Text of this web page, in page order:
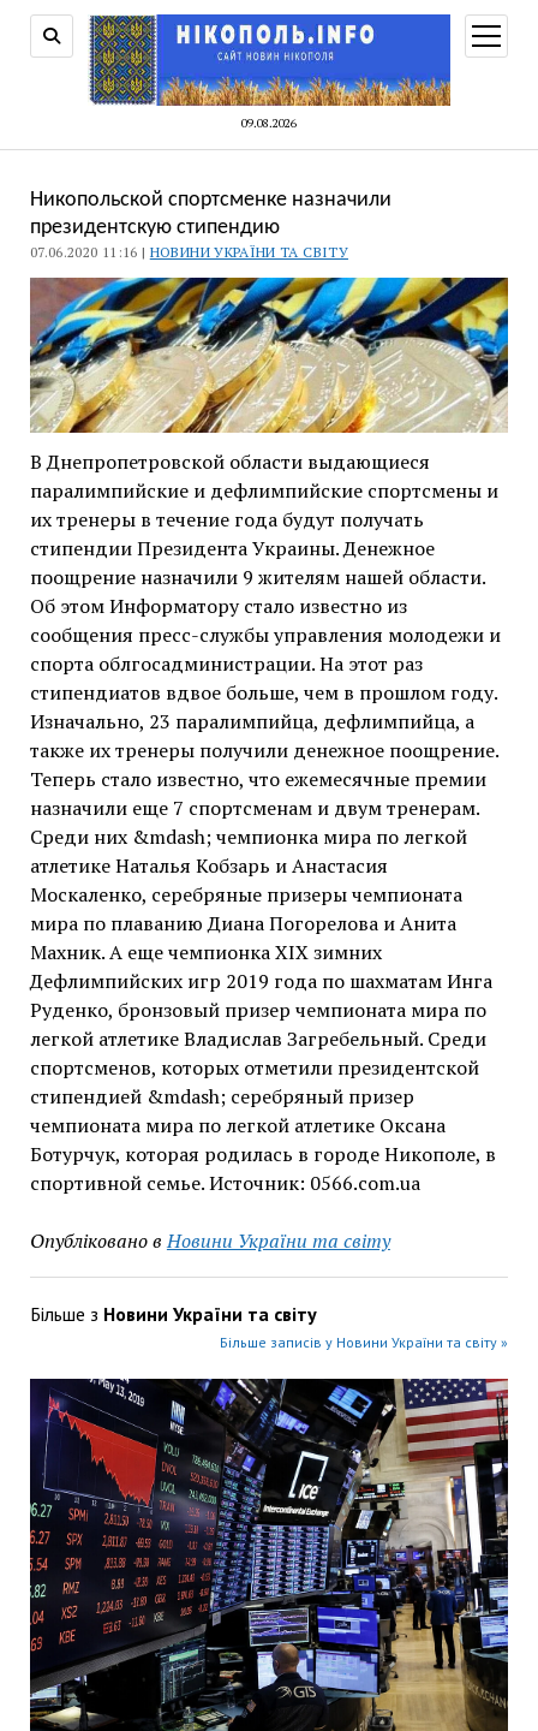
09.08.2026
меню
Никопольской спортсменке назначили
президентскую стипендию
07.06.2020 11:16 | НОВИНИ УКРАЇНИ ТА СВІТУ
В Днепропетровской области выдающиеся
паралимпийские и дефлимпийские спортсмены и
их тренеры в течение года будут получать
стипендии Президента Украины. Денежное
поощрение назначили 9 жителям нашей области.
Об этом Информатору стало известно из
сообщения пресс-службы управления молодежи и
спорта облгосадминистрации. На этот раз
стипендиатов вдвое больше, чем в прошлом году.
Изначально, 23 паралимпийца, дефлимпийца, а
также их тренеры получили денежное поощрение.
Теперь стало известно, что ежемесячные премии
назначили еще 7 спортсменам и двум тренерам.
Среди них &mdash; чемпионка мира по легкой
атлетике Наталья Кобзарь и Анастасия
Москаленко, серебряные призеры чемпионата
мира по плаванию Диана Погорелова и Анита
Махник. А еще чемпионка ХІХ зимних
Дефлимпийских игр 2019 года по шахматам Инга
Руденко, бронзовый призер чемпионата мира по
легкой атлетике Владислав Загребельный. Среди
спортсменов, которых отметили президентской
стипендией &mdash; серебряный призер
чемпионата мира по легкой атлетике Оксана
Ботурчук, которая родилась в городе Никополе, в
спортивной семье. Источник: 0566.com.ua
Опубліковано в Новини України та світу
Більше з Новини України та світу
Більше записів у Новини України та світу »